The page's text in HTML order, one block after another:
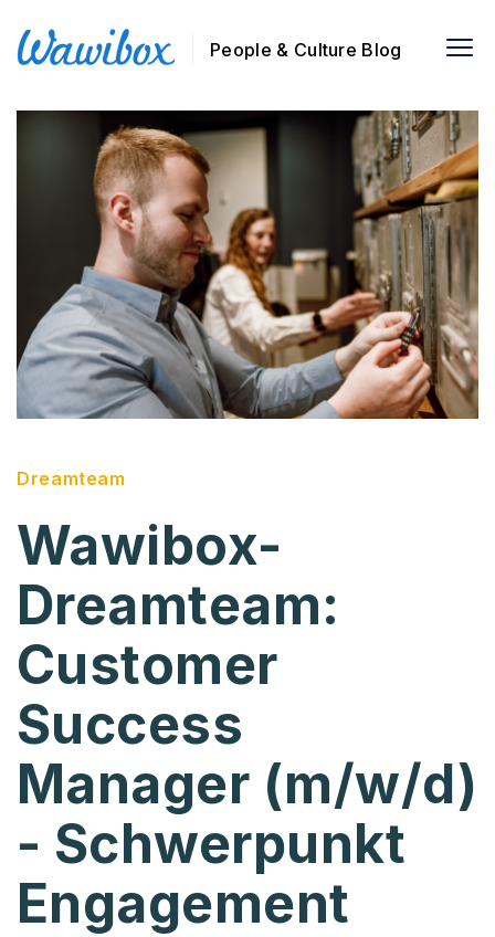
People & Culture Blog
Dreamteam
Wawibox-
Dreamteam:
Customer
Success
Manager (m/w/d)
- Schwerpunkt
Engagement